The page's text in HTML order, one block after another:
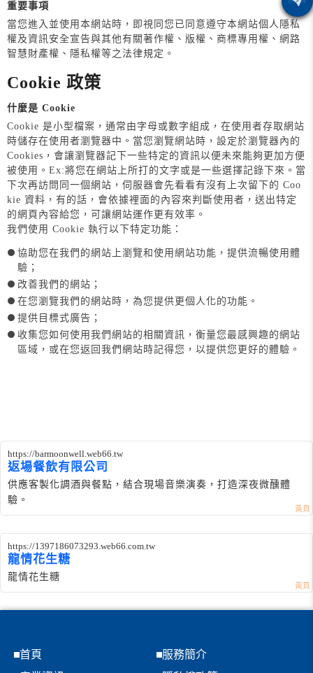
重要事項
當您進入並使用本網站時，即視同您已同意遵守本網站個人隱私
權及資訊安全宣告與其他有關著作權、版權、商標專用權、網路
智慧財產權、隱私權等之法律規定。
Cookie 政策
什麼是 Cookie
Cookie 是小型檔案，通常由字母或數字組成，在使用者存取網站
時儲存在使用者瀏覽器中。當您瀏覽網站時，設定於瀏覽器內的
Cookies，會讓瀏覽器記下一些特定的資訊以便未來能夠更加方便
被使用。Ex:將您在網站上所打的文字或是一些選擇記錄下來。當
下次再訪問同一個網站，伺服器會先看看有沒有上次留下的 Coo
kie 資料，有的話，會依據裡面的內容來判斷使用者，送出特定
的網頁內容給您，可讓網站運作更有效率。
我們使用 Cookie 執行以下特定功能：
協助您在我們的網站上瀏覽和使用網站功能，提供流暢使用體
驗；
改善我們的網站；
在您瀏覽我們的網站時，為您提供更個人化的功能。
提供目標式廣告；
收集您如何使用我們網站的相關資訊，衡量您最感興趣的網站
區域，或在您返回我們網站時記得您，以提供您更好的體驗。
https://barmoonwell.web66.tw
返場餐飲有限公司
供應客製化調酒與餐點，結合現場音樂演奏，打造深夜微醺體
驗。
https://1397186073293.web66.com.tw
龍情花生糖
龍情花生糖
首頁
服務簡介